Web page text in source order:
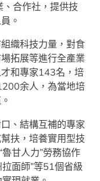
合作社，提供技
。
織科技力量，對食
拓展等進行全產業
和專家143名，培
余人，為當地培
、結構互補的專家
扶，培養實用型技
甘人力”勞務協作
面師”等51個省級